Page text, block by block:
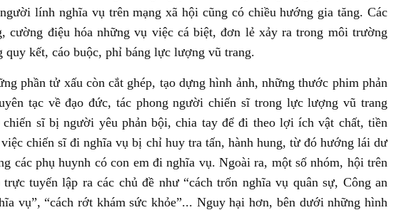
lính nghĩa vụ trên mạng xã hội cũng có chiều hướng gia tăng. Các
cường điệu hóa những vụ việc cá biệt, đơn lẻ xảy ra trong môi trường
quy kết, cáo buộc, phỉ báng lực lượng vũ trang.
phần tử xấu còn cắt ghép, tạo dựng hình ảnh, những thước phim phản
tạc về đạo đức, tác phong người chiến sĩ trong lực lượng vũ trang
chiến sĩ bị người yêu phản bội, chia tay để đi theo lợi ích vật chất, tiền
chiến sĩ đi nghĩa vụ bị chỉ huy tra tấn, hành hung, từ đó hướng lái dư
các phụ huynh có con em đi nghĩa vụ. Ngoài ra, một số nhóm, hội trên
tuyến lập ra các chủ đề như “cách trốn nghĩa vụ quân sự, Công an
vụ”, “cách rớt khám sức khỏe”... Nguy hại hơn, bên dưới những hình